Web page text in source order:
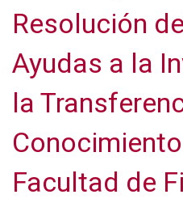
Resolución
Ayudas a la
la
Facultad de